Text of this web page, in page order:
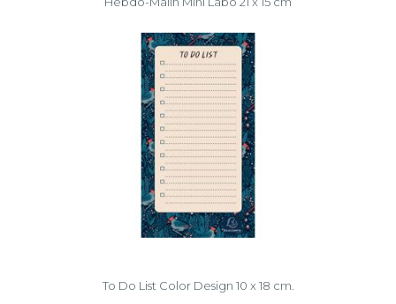
To Do List Color Design 10 x 18 cm.